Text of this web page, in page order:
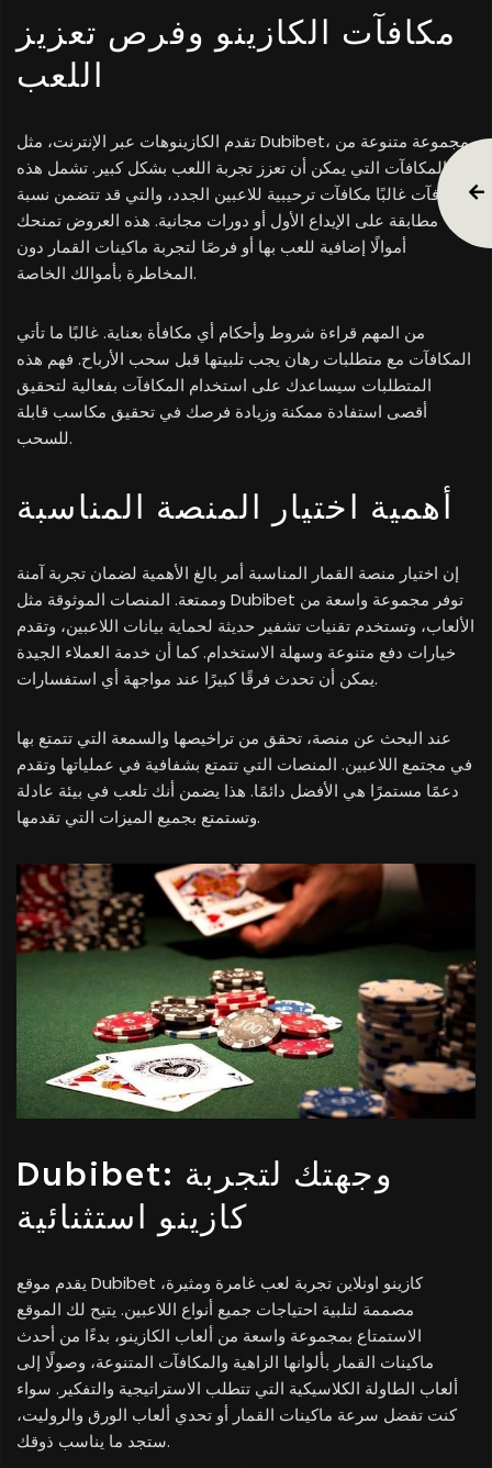
مكافآت الكازينو وفرص تعزيز
اللعب
تقدم الكازينوهات عبر الإنترنت، مثل Dubibet، مجموعة متنوعة من
المكافآت التي يمكن أن تعزز تجربة اللعب بشكل كبير. تشمل هذه
المكافآت غالبًا مكافآت ترحيبية للاعبين الجدد، والتي قد تتضمن نسبة
مطابقة على الإيداع الأول أو دورات مجانية. هذه العروض تمنحك
أموالًا إضافية للعب بها أو فرصًا لتجربة ماكينات القمار دون
المخاطرة بأموالك الخاصة.
من المهم قراءة شروط وأحكام أي مكافأة بعناية. غالبًا ما تأتي
المكافآت مع متطلبات رهان يجب تلبيتها قبل سحب الأرباح. فهم هذه
المتطلبات سيساعدك على استخدام المكافآت بفعالية لتحقيق
أقصى استفادة ممكنة وزيادة فرصك في تحقيق مكاسب قابلة
للسحب.
أهمية اختيار المنصة المناسبة
إن اختيار منصة القمار المناسبة أمر بالغ الأهمية لضمان تجربة آمنة
وممتعة. المنصات الموثوقة مثل Dubibet توفر مجموعة واسعة من
الألعاب، وتستخدم تقنيات تشفير حديثة لحماية بيانات اللاعبين، وتقدم
خيارات دفع متنوعة وسهلة الاستخدام. كما أن خدمة العملاء الجيدة
يمكن أن تحدث فرقًا كبيرًا عند مواجهة أي استفسارات.
عند البحث عن منصة، تحقق من تراخيصها والسمعة التي تتمتع بها
في مجتمع اللاعبين. المنصات التي تتمتع بشفافية في عملياتها وتقدم
دعمًا مستمرًا هي الأفضل دائمًا. هذا يضمن أنك تلعب في بيئة عادلة
وتستمتع بجميع الميزات التي تقدمها.
Dubibet: وجهتك لتجربة
كازينو استثنائية
يقدم موقع Dubibet كازينو اونلاين تجربة لعب غامرة ومثيرة،
مصممة لتلبية احتياجات جميع أنواع اللاعبين. يتيح لك الموقع
الاستمتاع بمجموعة واسعة من ألعاب الكازينو، بدءًا من أحدث
ماكينات القمار بألوانها الزاهية والمكافآت المتنوعة، وصولًا إلى
ألعاب الطاولة الكلاسيكية التي تتطلب الاستراتيجية والتفكير. سواء
كنت تفضل سرعة ماكينات القمار أو تحدي ألعاب الورق والروليت،
ستجد ما يناسب ذوقك.